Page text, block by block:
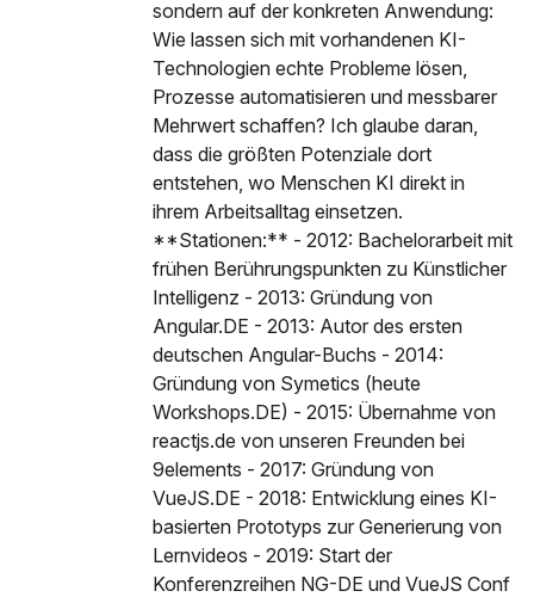
sondern auf der konkreten Anwendung:
Wie lassen sich mit vorhandenen KI-
Technologien echte Probleme lösen,
Prozesse automatisieren und messbarer
Mehrwert schaffen? Ich glaube daran,
dass die größten Potenziale dort
entstehen, wo Menschen KI direkt in
ihrem Arbeitsalltag einsetzen.
**Stationen:** - 2012: Bachelorarbeit mit
frühen Berührungspunkten zu Künstlicher
Intelligenz - 2013: Gründung von
Angular.DE - 2013: Autor des ersten
deutschen Angular-Buchs - 2014:
Gründung von Symetics (heute
Workshops.DE) - 2015: Übernahme von
reactjs.de von unseren Freunden bei
9elements - 2017: Gründung von
VueJS.DE - 2018: Entwicklung eines KI-
basierten Prototyps zur Generierung von
Lernvideos - 2019: Start der
Konferenzreihen NG-DE und VueJS Conf